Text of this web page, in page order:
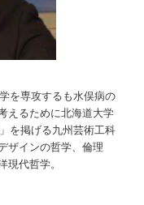
を専攻するも水俣病の
えるために北海道大学
を掲げる九州芸術工科
ザインの哲学、倫理
代哲学。